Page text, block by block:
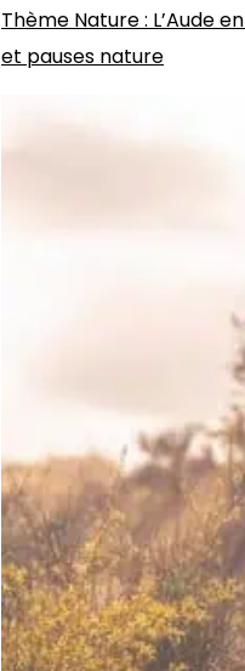
Thème Nature: L’Aude
et pauses nature